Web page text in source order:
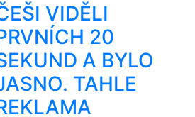
VIDĚLI
20
A BYLO
TAHLE